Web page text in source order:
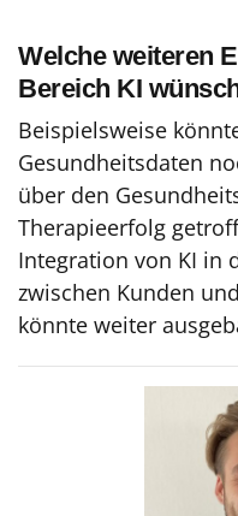
Welche weiteren
Bereich KI
Beispielsweise
Gesundheitsdaten
über den
Therapieerfolg
Integration von KI in
zwischen Kunden
könnte weiter